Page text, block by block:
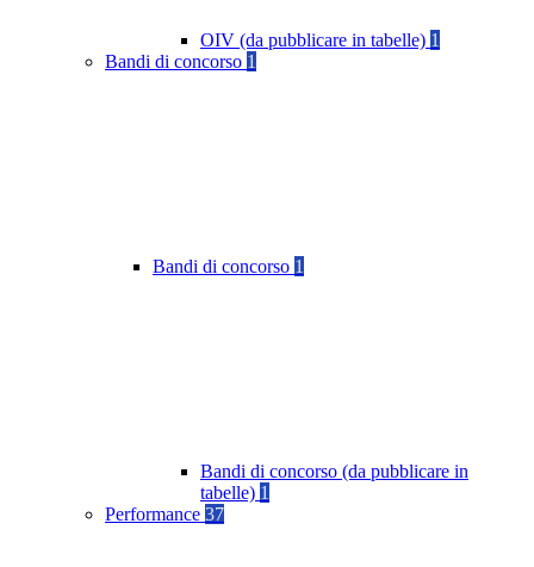
OIV (da pubblicare in tabelle) 1
Bandi di concorso 1
Bandi di concorso 1
Bandi di concorso (da pubblicare in
tabelle) 1
Performance 37